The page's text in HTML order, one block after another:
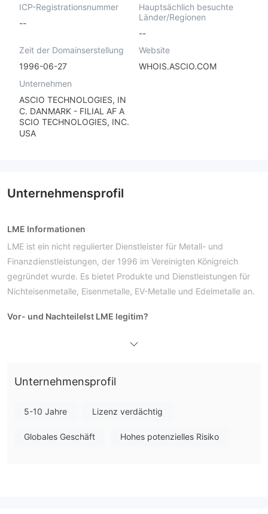
ICP-Registrationsnummer
--
Hauptsächlich besuchte
Länder/Regionen
--
Zeit der Domainserstellung
1996-06-27
Website
WHOIS.ASCIO.COM
Unternehmen
ASCIO TECHNOLOGIES, IN
C. DANMARK - FILIAL AF A
SCIO TECHNOLOGIES, INC.
USA
Unternehmensprofil
LME Informationen
LME ist ein nicht regulierter Dienstleister für Metall- und
Finanzdienstleistungen, der 1996 im Vereinigten Königreich
gegründet wurde. Es bietet Produkte und Dienstleistungen für
Nichteisenmetalle, Eisenmetalle, EV-Metalle und Edelmetalle an.
Vor- und NachteileIst LME legitim?
Bitte beachten Sie das Risiko! Darüber hinaus zeigt der
Kunden untersagt sind.
Handelsplattform
Unternehmensprofil
5-10 Jahre Lizenz verdächtig
Globales Geschäft Hohes potenzielles Risiko